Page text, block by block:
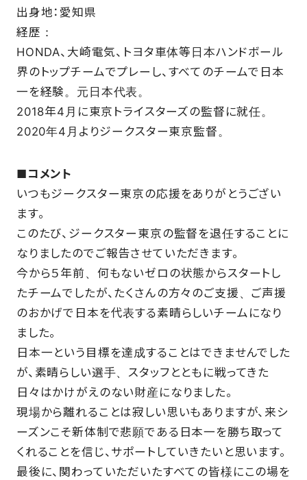
FAQ
出身地：愛知県
経歴：
HONDA、大崎電気、トヨタ車体等日本ハンドボール
界のトップチームでプレーし、すべてのチームで日本
一を経験。元日本代表。
2018年4月に東京トライスターズの監督に就任。
2020年4月よりジークスター東京監督。
■ コメント
いつもジークスター東京の応援をありがとうござい
ます。
このたび、ジークスター東京の監督を退任することに
なりましたのでご報告させていただきます。
今から５年前、何もないゼロの状態からスタートし
たチームでしたが、たくさんの方々のご支援、ご声援
のおかげで日本を代表する素晴らしいチームになり
ました。
日本一という目標を達成することはできませんでした
が、素晴らしい選手、スタッフとともに戦ってきた
日々はかけがえのない財産になりました。
現場から離れることは寂しい思いもありますが、来シ
ーズンこそ新体制で悲願である日本一を勝ち取って
くれることを信じ、サポートしていきたいと思います。
最後に、関わっていただいたすべての皆様にこの場を